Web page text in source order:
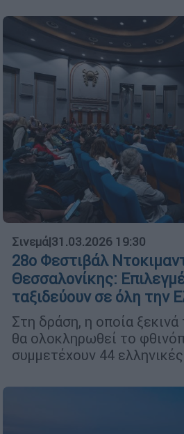
Σινεμά|31.03.2026 19:30
28ο Φεστιβάλ
Θεσσαλονίκης:
ταξιδεύουν σε όλη την
Στη δράση, η οποία ξεκινά
θα ολοκληρωθεί το
συμμετέχουν 44 ελληνικές